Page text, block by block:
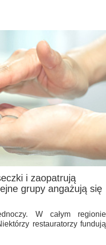
i zaopatrują
grupy angażują się
W całym regionie
restauratorzy fundują